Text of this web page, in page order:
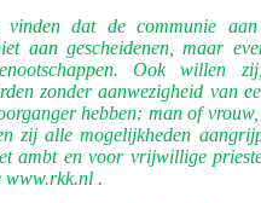
vinden dat de communie aan
aan gescheidenen, maar
Ook willen
zonder aanwezigheid van
hebben: man of
zij alle mogelijkheden
ambt en voor vrijwillige
www.rkk.nl .